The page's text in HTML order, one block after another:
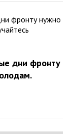
дни фронту